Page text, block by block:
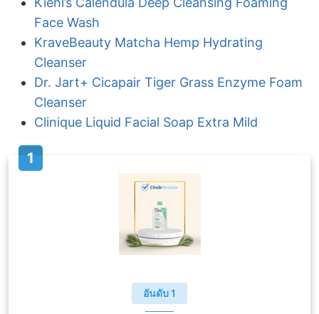
Face Wash
KraveBeauty Matcha Hemp Hydrating
Cleanser
Dr. Jart+ Cicapair Tiger Grass Enzyme Foam
Cleanser
Clinique Liquid Facial Soap Extra Mild
อันดับ 1